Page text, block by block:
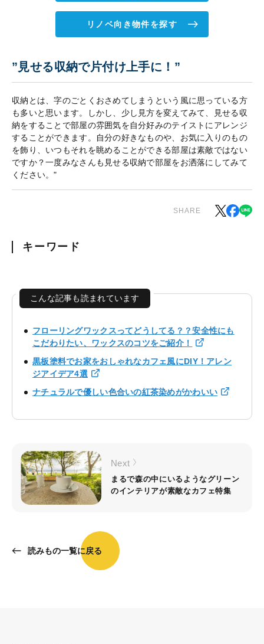
リノベ向き物件を探す
”見せる収納で片付け上手に！”
収納とは、字のごとくおさめてしまうという風に思っている方
も多いと思います。しかし、少し見方を変えてみて、見せる収
納をすることで部屋の雰囲気を自分好みのテイストにアレンジ
することができます。自分の好きなものや、お気に入りのもの
を飾り、いつもそれを眺めることができる部屋は素敵ではない
ですか？一度みなさんも見せる収納で部屋をお洒落にしてみて
ください。"
SHARE
キーワード
こんな記事も読まれています
フローリングワックスってどうしてる？？安全性にも
こだわりたい、ワックスのコツをご紹介！
黒板塗料でお家をおしゃれなカフェ風にDIY！アレン
ジアイデア4選
ナチュラルで優しい色合いの紅茶染めがかわいい
読みもの一覧に戻る
Next
まるで森の中にいるようなグリーン
のインテリアが素敵なカフェ特集